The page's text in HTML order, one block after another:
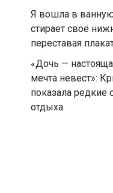
Я вошла в
стирает своё
переставая
«Дочь —
мечта невест»:
показала
отдыха